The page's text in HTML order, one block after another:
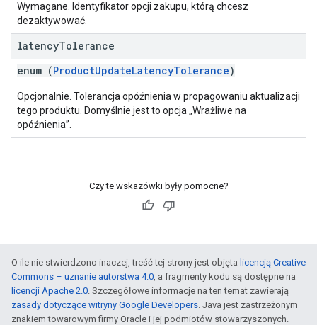
Wymagane. Identyfikator opcji zakupu, którą chcesz
dezaktywować.
latencyTolerance
enum (ProductUpdateLatencyTolerance)
Opcjonalnie. Tolerancja opóźnienia w propagowaniu aktualizacji
tego produktu. Domyślnie jest to opcja „Wrażliwe na
opóźnienia”.
Czy te wskazówki były pomocne?
O ile nie stwierdzono inaczej, treść tej strony jest objęta licencją Creative
Commons – uznanie autorstwa 4.0, a fragmenty kodu są dostępne na
licencji Apache 2.0. Szczegółowe informacje na ten temat zawierają
zasady dotyczące witryny Google Developers. Java jest zastrzeżonym
znakiem towarowym firmy Oracle i jej podmiotów stowarzyszonych.